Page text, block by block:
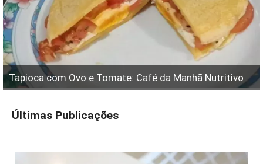
Tapioca com Ovo e Tomate: Café da Manhã Nutritivo
Últimas Publicações